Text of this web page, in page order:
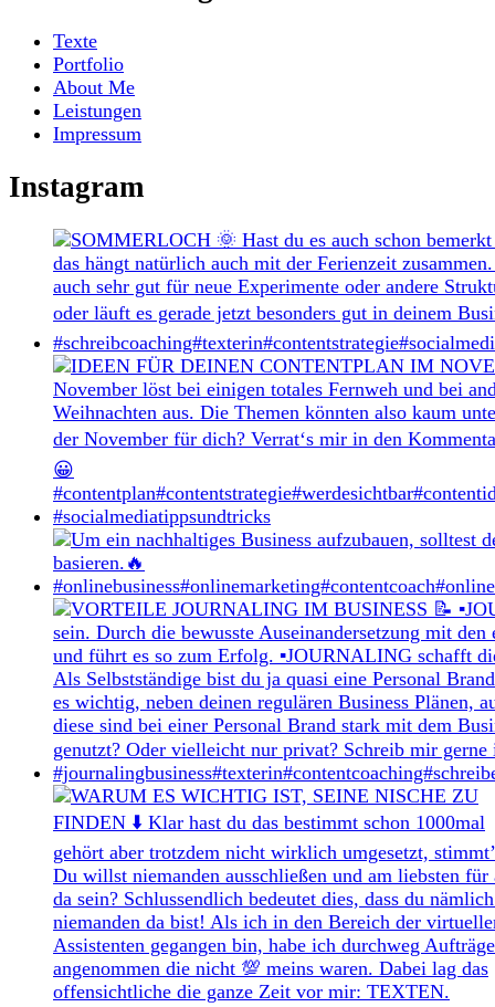
Texte
Portfolio
About Me
Leistungen
Impressum
Instagram